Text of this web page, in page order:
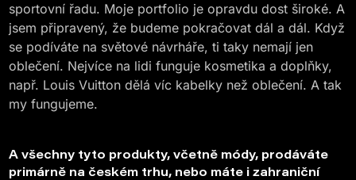
sportovní řadu. Moje portfolio je opravdu dost široké. A
jsem připravený, že budeme pokračovat dál a dál. Když
se podíváte na světové návrháře, ti taky nemají jen
oblečení. Nejvíce na lidi funguje kosmetika a doplňky,
např. Louis Vuitton dělá víc kabelky než oblečení. A tak
my fungujeme.
A všechny tyto produkty, včetně módy, prodáváte
primárně na českém trhu, nebo máte i zahraniční